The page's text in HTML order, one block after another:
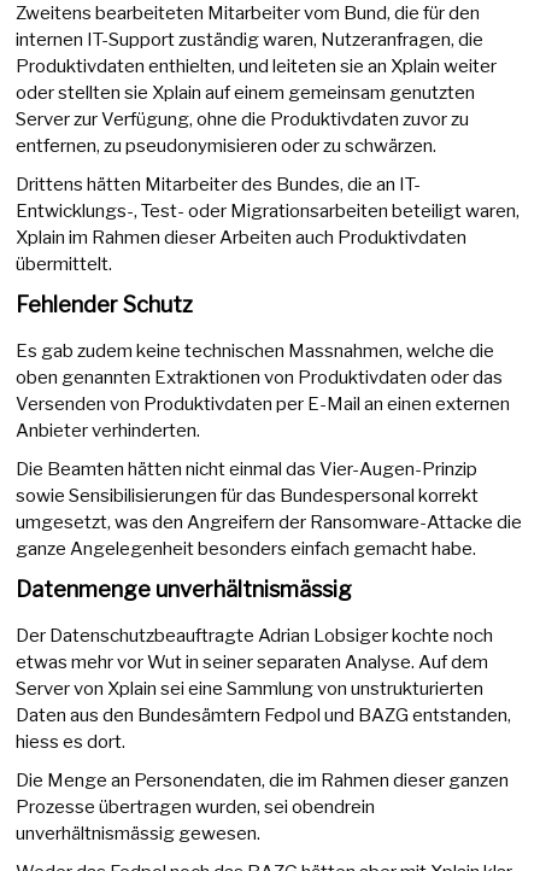
Zweitens bearbeiteten Mitarbeiter vom Bund, die für den
internen IT-Support zuständig waren, Nutzeranfragen, die
Produktivdaten enthielten, und leiteten sie an Xplain weiter
oder stellten sie Xplain auf einem gemeinsam genutzten
Server zur Verfügung, ohne die Produktivdaten zuvor zu
entfernen, zu pseudonymisieren oder zu schwärzen.
Drittens hätten Mitarbeiter des Bundes, die an IT-
Entwicklungs-, Test- oder Migrationsarbeiten beteiligt waren,
Xplain im Rahmen dieser Arbeiten auch Produktivdaten
übermittelt.
Fehlender Schutz
Es gab zudem keine technischen Massnahmen, welche die
oben genannten Extraktionen von Produktivdaten oder das
Versenden von Produktivdaten per E-Mail an einen externen
Anbieter verhinderten.
Die Beamten hätten nicht einmal das Vier-Augen-Prinzip
sowie Sensibilisierungen für das Bundespersonal korrekt
umgesetzt, was den Angreifern der Ransomware-Attacke die
ganze Angelegenheit besonders einfach gemacht habe.
Datenmenge unverhältnismässig
Der Datenschutzbeauftragte Adrian Lobsiger kochte noch
etwas mehr vor Wut in seiner separaten Analyse. Auf dem
Server von Xplain sei eine Sammlung von unstrukturierten
Daten aus den Bundesämtern Fedpol und BAZG entstanden,
hiess es dort.
Die Menge an Personendaten, die im Rahmen dieser ganzen
Prozesse übertragen wurden, sei obendrein
unverhältnismässig gewesen.